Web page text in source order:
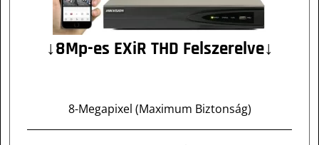
↓8Mp-es EXiR THD Felszerelve↓
8-Megapixel (Maximum Biztonság)